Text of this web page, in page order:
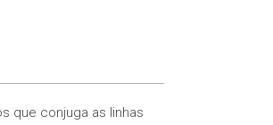
que conjuga as linhas